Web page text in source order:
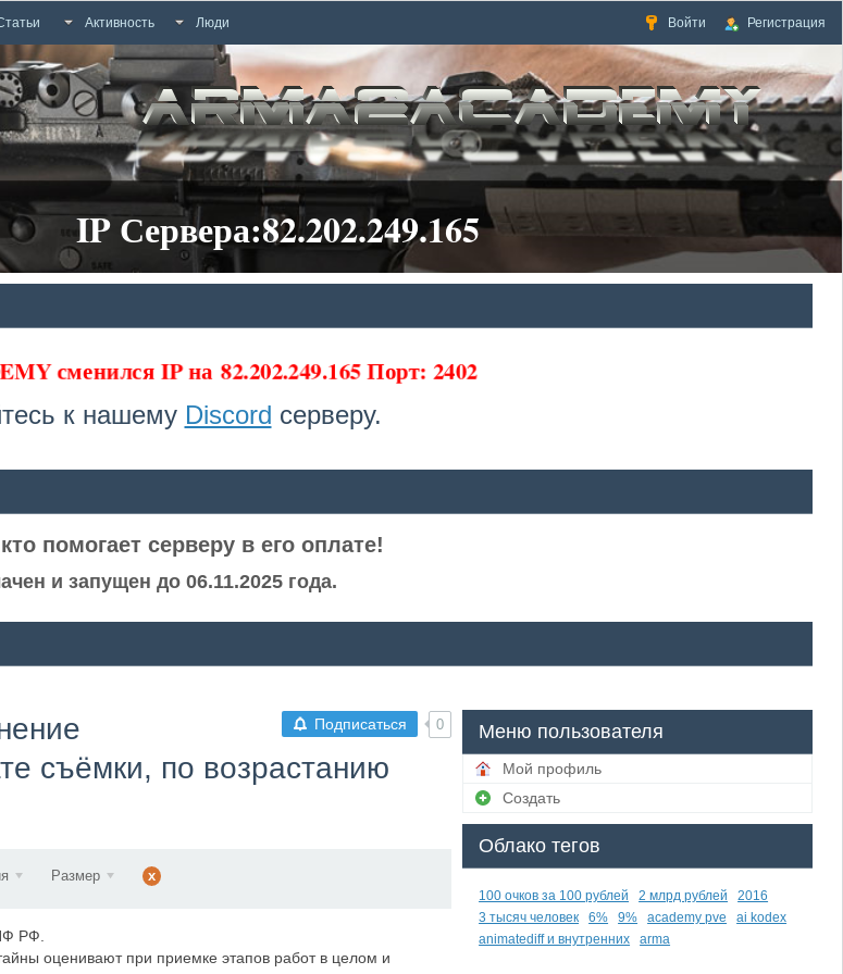
Активность Люди Войти Регистрация
IP Сервера:82.202.249.165
сменился IP на82.202.249.165 Порт: 2402
к нашему Discord серверу.
помогает серверу в его оплате!
и запущен до 06.11.2025 года.
Подписаться 0
съёмки, по возрастанию
Размер x
РФ.
оценивают при приемке этапов работ в целом и
Меню пользователя
Мой профиль
Создать
Облако тегов
100 очков за 100 рублей 2 млрд рублей
2016
3 тысяч человек
6% 9% academy pve
ai kodex
animatediff и внутренних
arma